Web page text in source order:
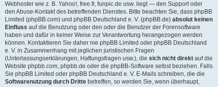
Webhoster wie z. B. Yahoo!, free.fr, funpic.de usw. liegt — den Support oder
den Abuse-Kontakt des betreffenden Dienstes. Bitte beachten Sie, dass phpBB
Limited (phpBB.com) und phpBB Deutschland e. V. (phpBB.de) absolut keinen
Einfluss auf die Benutzung oder den oder die Benutzer der Forensoftware
haben und dafür in keiner Weise zur Verantwortung herangezogen werden
können. Kontaktieren Sie daher nie phpBB Limited oder phpBB Deutschland
e. V. in Zusammenhang mit jeglichen juristischen Fragen
(Unterlassungserklärungen, Haftungsfragen usw.), die sich nicht direkt auf die
Website phpbb.com, phpbb.de oder die phpBB-Software selbst beziehen. Falls
Sie phpBB Limited oder phpBB Deutschland e. V. E-Mails schreiben, die die
Softwarenutzung durch Dritte betreffen, so werden Sie, wenn überhaupt,